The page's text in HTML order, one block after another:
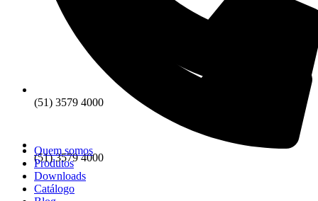
(51) 3579 4000
(51) 3579 4000
Quem somos
Produtos
Downloads
Catálogo